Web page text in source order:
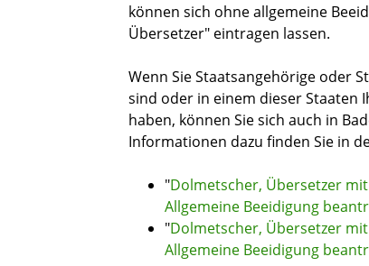
können sich ohne allgemeine
Übersetzer" eintragen lassen.
Wenn Sie Staatsangehörige oder
sind oder in einem dieser Staaten
haben, können Sie sich auch in
Informationen dazu finden Sie in
"Dolmetscher, Übersetzer
Allgemeine Beeidigung
"Dolmetscher, Übersetzer
Allgemeine Beeidigung